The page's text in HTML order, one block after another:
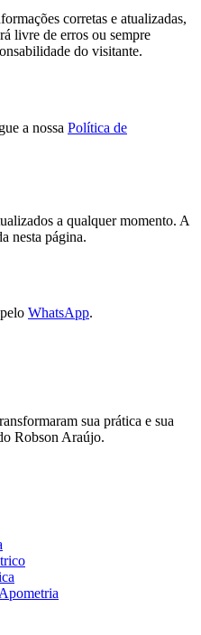
corretas e atualizadas,
livre de erros ou sempre
do visitante.
a nossa Política de
a qualquer momento. A
nesta página.
WhatsApp.
sua prática e sua
Robson Araújo.